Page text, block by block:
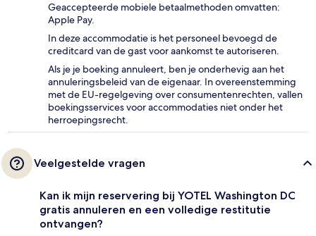
Geaccepteerde mobiele betaalmethoden omvatten:
Apple Pay.
In deze accommodatie is het personeel bevoegd de
creditcard van de gast voor aankomst te autoriseren.
Als je je boeking annuleert, ben je onderhevig aan het
annuleringsbeleid van de eigenaar. In overeenstemming
met de EU-regelgeving over consumentenrechten, vallen
boekingsservices voor accommodaties niet onder het
herroepingsrecht.
Veelgestelde vragen
Kan ik mijn reservering bij YOTEL Washington DC
gratis annuleren en een volledige restitutie
ontvangen?